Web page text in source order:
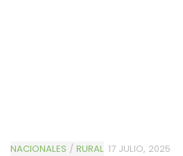
NACIONALES / RURAL 17 JULIO, 2025